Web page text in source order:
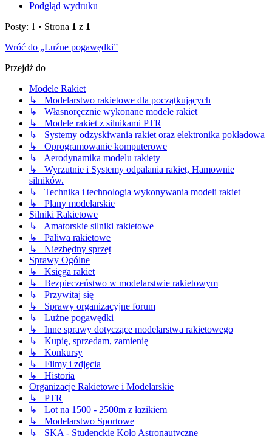
Podgląd wydruku
Posty: 1 • Strona 1 z 1
Wróć do „Luźne pogawędki”
Przejdź do
Modele Rakiet
↳ Modelarstwo rakietowe dla początkujących
↳ Własnoręcznie wykonane modele rakiet
↳ Modele rakiet z silnikami PTR
↳ Systemy odzyskiwania rakiet oraz elektronika pokładowa
↳ Oprogramowanie komputerowe
↳ Aerodynamika modelu rakiety
↳ Wyrzutnie i Systemy odpalania rakiet, Hamownie
silników.
↳ Technika i technologia wykonywania modeli rakiet
↳ Plany modelarskie
Silniki Rakietowe
↳ Amatorskie silniki rakietowe
↳ Paliwa rakietowe
↳ Niezbędny sprzęt
Sprawy Ogólne
↳ Księga rakiet
↳ Bezpieczeństwo w modelarstwie rakietowym
↳ Przywitaj się
↳ Sprawy organizacyjne forum
↳ Luźne pogawędki
↳ Inne sprawy dotyczące modelarstwa rakietowego
↳ Kupię, sprzedam, zamienię
↳ Konkursy
↳ Filmy i zdjęcia
↳ Historia
Organizacje Rakietowe i Modelarskie
↳ PTR
↳ Lot na 1500 - 2500m z łazikiem
↳ Modelarstwo Sportowe
↳ SKA - Studenckie Koło Astronautyczne